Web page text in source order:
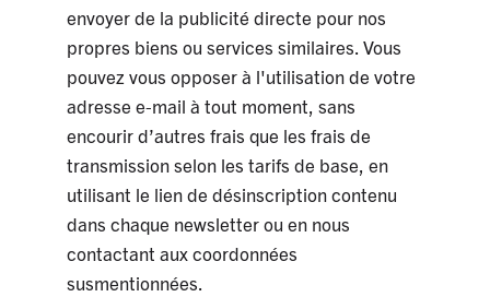
envoyer de la publicité directe pour nos
propres biens ou services similaires. Vous
pouvez vous opposer à l'utilisation de votre
adresse e-mail à tout moment, sans
encourir d’autres frais que les frais de
transmission selon les tarifs de base, en
utilisant le lien de désinscription contenu
dans chaque newsletter ou en nous
contactant aux coordonnées
susmentionnées.